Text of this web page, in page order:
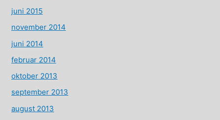
juni 2015
november 2014
juni 2014
februar 2014
oktober 2013
september 2013
august 2013